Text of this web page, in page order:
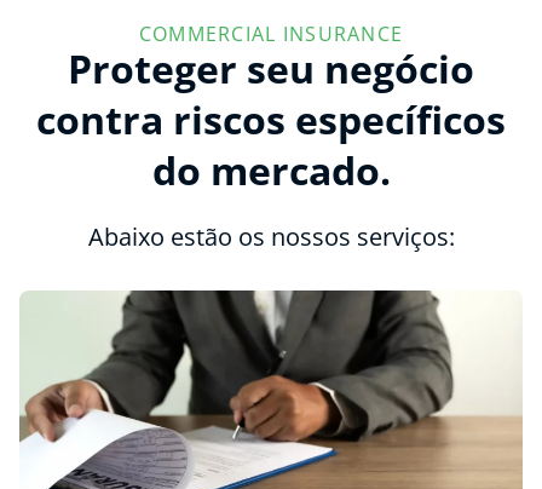
COMMERCIAL INSURANCE
Proteger seu negócio
contra riscos específicos
do mercado.
Abaixo estão os nossos serviços: